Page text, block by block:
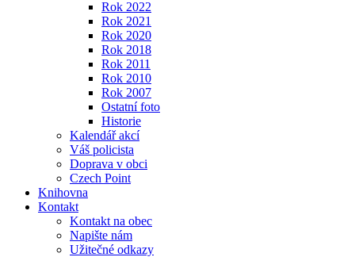
Rok 2022
Rok 2021
Rok 2020
Rok 2018
Rok 2011
Rok 2010
Rok 2007
Ostatní foto
Historie
Kalendář akcí
Váš policista
Doprava v obci
Czech Point
Knihovna
Kontakt
Kontakt na obec
Napište nám
Užitečné odkazy